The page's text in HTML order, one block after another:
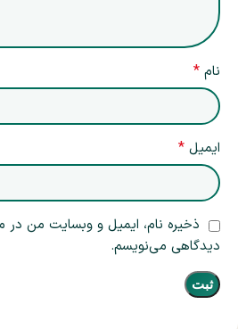
نام *
ایمیل *
ذخیره نام، ایمیل و وبسایت من در
دیدگاهی می‌نویسم.